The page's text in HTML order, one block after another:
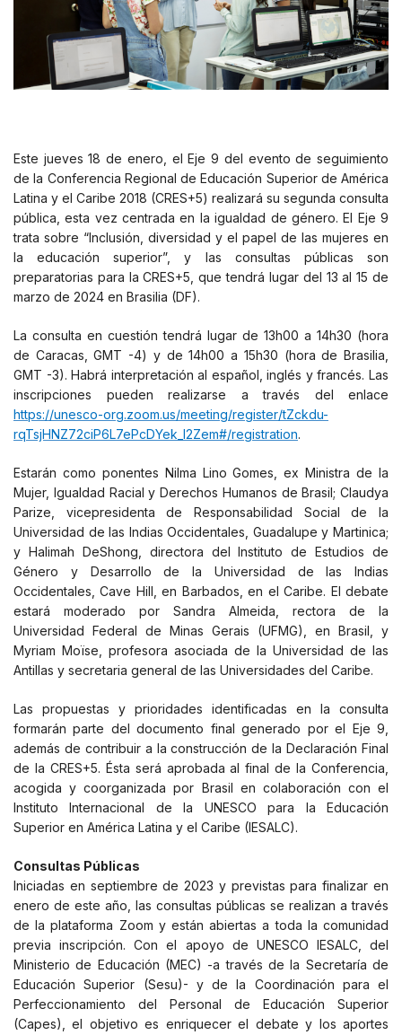
Este jueves 18 de enero, el Eje 9 del evento de seguimiento
de la Conferencia Regional de Educación Superior de América
Latina y el Caribe 2018 (CRES+5) realizará su segunda consulta
pública, esta vez centrada en la igualdad de género. El Eje 9
trata sobre “Inclusión, diversidad y el papel de las mujeres en
la educación superior”, y las consultas públicas son
preparatorias para la CRES+5, que tendrá lugar del 13 al 15 de
marzo de 2024 en Brasilia (DF).
La consulta en cuestión tendrá lugar de 13h00 a 14h30 (hora
de Caracas, GMT -4) y de 14h00 a 15h30 (hora de Brasilia,
GMT -3). Habrá interpretación al español, inglés y francés. Las
inscripciones pueden realizarse a través del enlace
https://unesco-org.zoom.us/meeting/register/tZckdu-
rqTsjHNZ72ciP6L7ePcDYek_l2Zem#/registration.
Estarán como ponentes Nilma Lino Gomes, ex Ministra de la
Mujer, Igualdad Racial y Derechos Humanos de Brasil; Claudya
Parize, vicepresidenta de Responsabilidad Social de la
Universidad de las Indias Occidentales, Guadalupe y Martinica;
y Halimah DeShong, directora del Instituto de Estudios de
Género y Desarrollo de la Universidad de las Indias
Occidentales, Cave Hill, en Barbados, en el Caribe. El debate
estará moderado por Sandra Almeida, rectora de la
Universidad Federal de Minas Gerais (UFMG), en Brasil, y
Myriam Moïse, profesora asociada de la Universidad de las
Antillas y secretaria general de las Universidades del Caribe.
Las propuestas y prioridades identificadas en la consulta
formarán parte del documento final generado por el Eje 9,
además de contribuir a la construcción de la Declaración Final
de la CRES+5. Ésta será aprobada al final de la Conferencia,
acogida y coorganizada por Brasil en colaboración con el
Instituto Internacional de la UNESCO para la Educación
Superior en América Latina y el Caribe (IESALC).
Consultas Públicas
Iniciadas en septiembre de 2023 y previstas para finalizar en
enero de este año, las consultas públicas se realizan a través
de la plataforma Zoom y están abiertas a toda la comunidad
previa inscripción. Con el apoyo de UNESCO IESALC, del
Ministerio de Educación (MEC) -a través de la Secretaría de
Educación Superior (Sesu)- y de la Coordinación para el
Perfeccionamiento del Personal de Educación Superior
(Capes), el objetivo es enriquecer el debate y los aportes